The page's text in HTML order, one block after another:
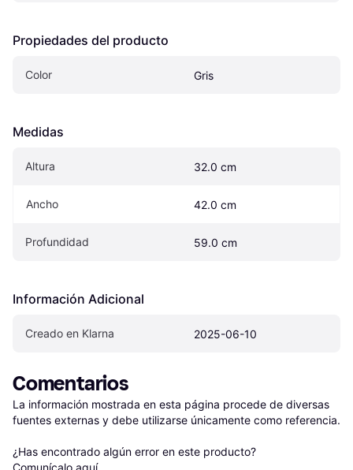
Propiedades del producto
Color Gris
Medidas
Altura 32.0 cm
Ancho 42.0 cm
Profundidad 59.0 cm
Información Adicional
Creado en Klarna 2025-06-10
Comentarios
La información mostrada en esta página procede de diversas
fuentes externas y debe utilizarse únicamente como referencia.
¿Has encontrado algún error en este producto?
Comunícalo aquí.